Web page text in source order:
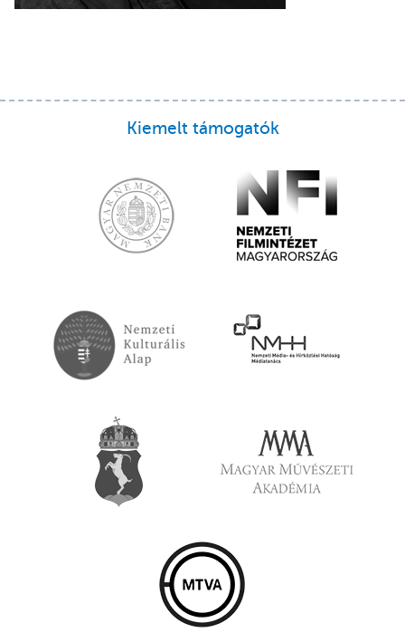
Kiemelt támogatók